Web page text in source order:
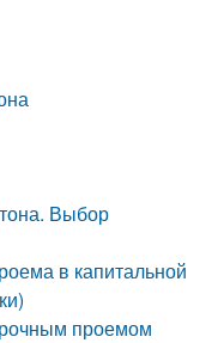
Выбор
в капитальной
проемом